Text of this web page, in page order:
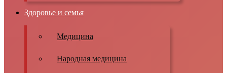
Здоровье и семья
Медицина
Народная медицина